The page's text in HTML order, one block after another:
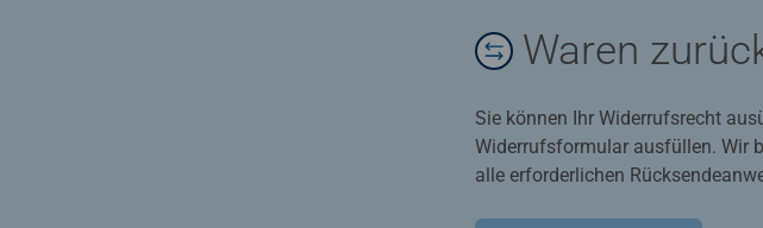
Waren
Sie können Ihr Widerrufsrecht
Widerrufsformular ausfüllen. Wir
alle erforderlichen